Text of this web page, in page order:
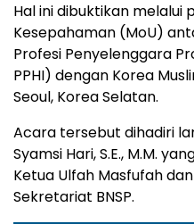
Hal ini dibuktikan
Kesepahaman (MoU)
Profesi Penyelenggara
PPHI) dengan Korea
Seoul, Korea Selatan.
Acara tersebut dihadiri
Syamsi Hari, S.E., M.M.
Ketua Ulfah Masfufah
Sekretariat BNSP.